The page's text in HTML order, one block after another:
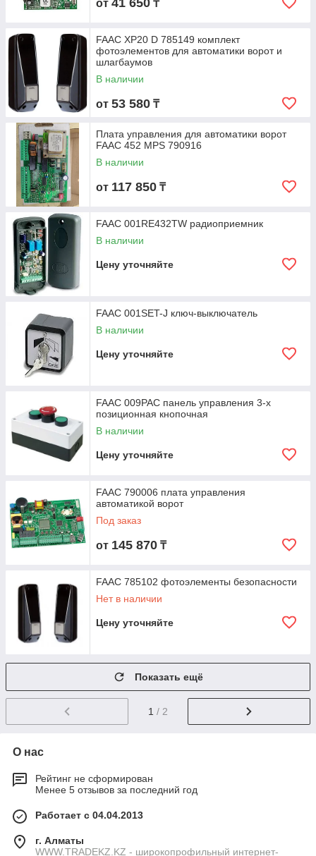
от 41 650 ₸
FAAC XP20 D 785149 комплект
фотоэлементов для автоматики ворот и
шлагбаумов
В наличии
от 53 580 ₸
Плата управления для автоматики ворот
FAAC 452 MPS 790916
В наличии
от 117 850 ₸
FAAC 001RE432TW радиоприемник
В наличии
Цену уточняйте
FAAC 001SET-J ключ-выключатель
В наличии
Цену уточняйте
FAAC 009PAC панель управления 3-х
позиционная кнопочная
В наличии
Цену уточняйте
FAAC 790006 плата управления
автоматикой ворот
Под заказ
от 145 870 ₸
FAAC 785102 фотоэлементы безопасности
Нет в наличии
Цену уточняйте
Показать ещё
1 / 2
О нас
Рейтинг не сформирован
Менее 5 отзывов за последний год
Работает с 04.04.2013
г. Алматы
WWW.TRADEKZ.KZ - широкопрофильный интернет-